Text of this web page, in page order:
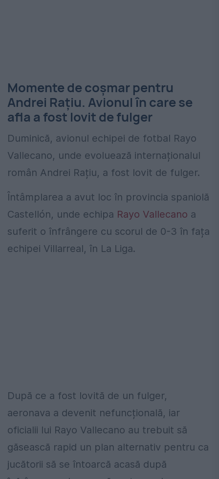
Momente de coșmar pentru
Andrei Rațiu. Avionul în care se
afla a fost lovit de fulger
Duminică, avionul echipei de fotbal Rayo
Vallecano, unde evoluează internaționalul
român Andrei Rațiu, a fost lovit de fulger.
Întâmplarea a avut loc în provincia spaniolă
Castellón, unde echipa Rayo Vallecano a
suferit o înfrângere cu scorul de 0-3 în fața
echipei Villarreal, în La Liga.
După ce a fost lovită de un fulger,
aeronava a devenit nefuncțională, iar
oficialii lui Rayo Vallecano au trebuit să
găsească rapid un plan alternativ pentru ca
jucătorii să se întoarcă acasă după